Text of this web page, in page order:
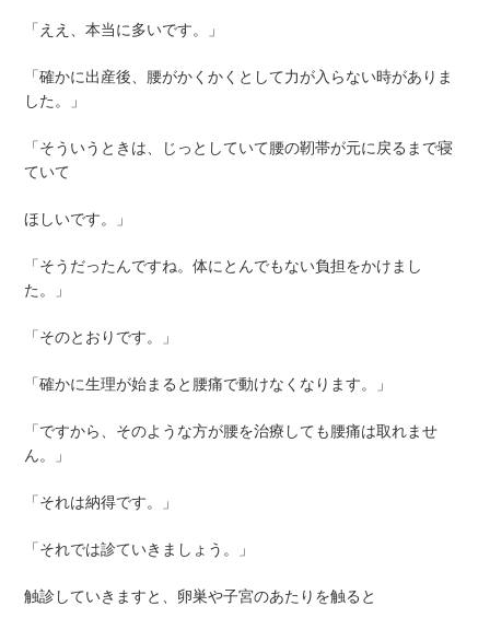
「ええ、本当に多いです。」
「確かに出産後、腰がかくかくとして力が入らない時がありま
した。」
「そういうときは、じっとしていて腰の靭帯が元に戻るまで寝
ていて
ほしいです。」
「そうだったんですね。体にとんでもない負担をかけまし
た。」
「そのとおりです。」
「確かに生理が始まると腰痛で動けなくなります。」
「ですから、そのような方が腰を治療しても腰痛は取れませ
ん。」
「それは納得です。」
「それでは診ていきましょう。」
触診していきますと、卵巣や子宮のあたりを触ると